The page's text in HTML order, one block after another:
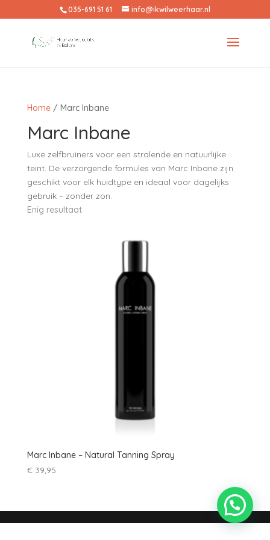
035-691 51 61 info@ikwilweerhaar.nl
Home/ Marc Inbane
Marc Inbane
Luxe zelfbruiners voor een stralende en natuurlijke
teint. De verzorgende formules van Marc Inbane zijn
geschikt voor elk huidtype en ideaal voor dagelijks
gebruik – zonder zon.
Enig resultaat
Marc Inbane – Natural Tanning Spray
€39,95